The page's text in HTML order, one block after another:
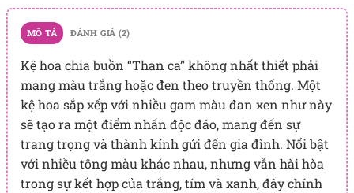
MÔ TẢ ĐÁNH GIÁ (2)
Kệ hoa chia buồn “Than ca” không nhất thiết phải
mang màu trắng hoặc đen theo truyền thống. Một
kệ hoa sắp xếp với nhiều gam màu đan xen như này
sẽ tạo ra một điểm nhấn độc đáo, mang đến sự
trang trọng và thành kính gửi đến gia đình. Nổi bật
với nhiều tông màu khác nhau, nhưng vẫn hài hòa
trong sự kết hợp của trắng, tím và xanh, đây chính